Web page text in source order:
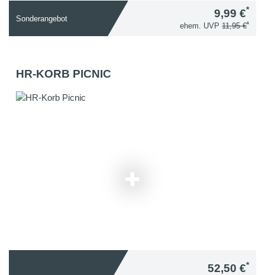
Sonderangebot 9,99 €*
ehem. UVP 11,95 €*
HR-KORB PICNIC
52,50 €*